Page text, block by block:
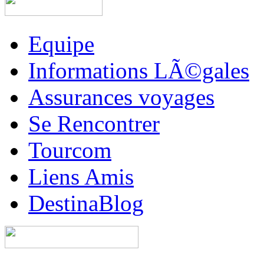
Equipe
Informations LÃ©gales
Assurances voyages
Se Rencontrer
Tourcom
Liens Amis
DestinaBlog